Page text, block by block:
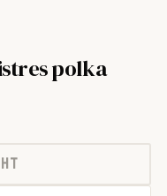
polka